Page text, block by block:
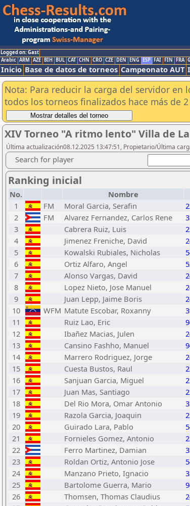
Logged on: Gast
Arabic ARM AZE BIH BUL CAT CHN CRO CZE DEN ENG ESP FAI FIN FRA
Inicio Base de datos de torneos Campeonato AUT
Nota: Para reducir la carga del servidor en
todos los torneos finalizados hace más de
XIV Torneo "A ritmo lento" Villa de La
Última actualización08.12.2025 13:47:51, Propietario/Última
Search for player
Ranking inicial
No. Nombre
1
FM Moral Garcia, Serafin
2
FM Alvarez Fernandez, Carlos Rene
3
Cabrera Ruiz, Luis
4
Jimenez Freniche, David
5
Kowalski Rubiales, Nicholas
6
Ortiz Alfaro, Angel
7
Alonso Vargas, David
8
Lopez Nieto, Jose Manuel
9
Juan Lepp, Jaime Boris
10
WFM Matute Escobar, Roxanny
11
Ruiz Lao, Eric
12
Ibañez Macias, Julen
13
Cansino Fashho, Manuel
14
Marrero Rodriguez, Jorge
15
Cuesta Bustos, Raul
16
Sanjuan Garcia, Miguel
17
Juan Mas, Santiago
18
Del Rio Mora, Omar Antonio
19
Razola Garcia, Joaquin
20
Guirado Lara, Pablo
21
Fornieles Gomez, Antonio
22
Ferro Martinez, Damian
23
Roldan Ortiz, Antonio Jose
24
Manzano Prieto, Ignacio
25
Bartolome Guerra, Mario
26
Thomsen, Thomas Claudius